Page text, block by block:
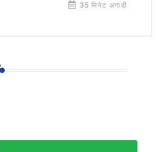
35 मिनेट अगाडी